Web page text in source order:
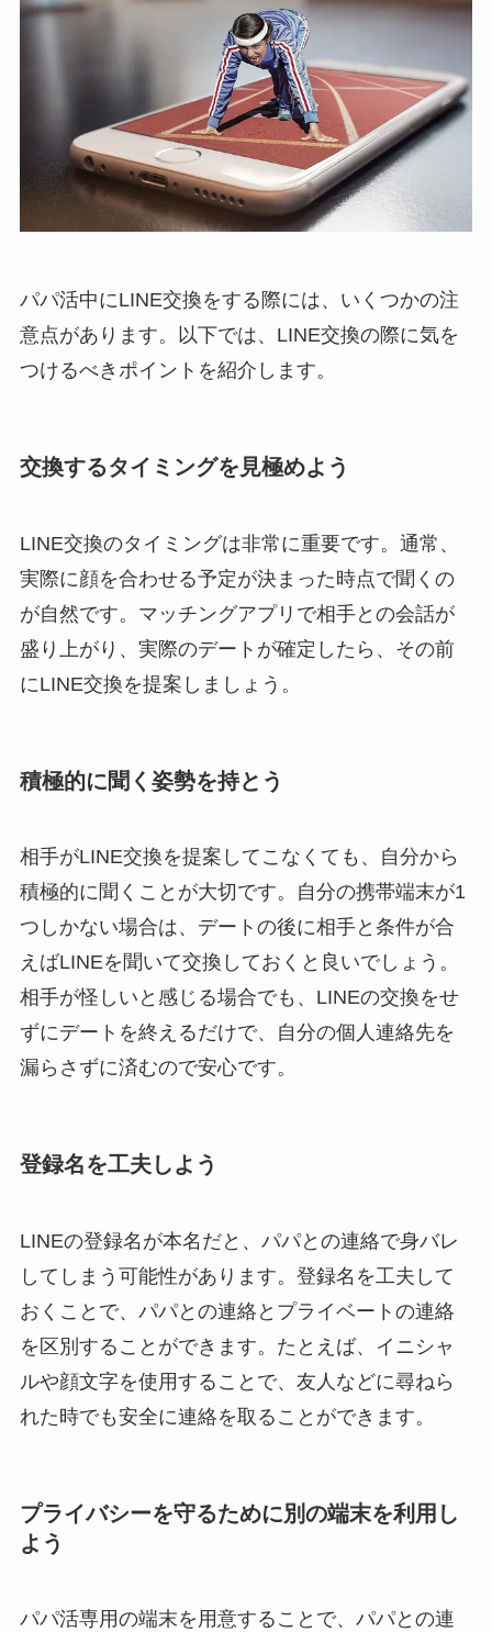
パパ活中にLINE交換をする際には、いくつかの注
意点があります。以下では、LINE交換の際に気を
つけるべきポイントを紹介します。
交換するタイミングを見極めよう
LINE交換のタイミングは非常に重要です。通常、
実際に顔を合わせる予定が決まった時点で聞くの
が自然です。マッチングアプリで相手との会話が
盛り上がり、実際のデートが確定したら、その前
にLINE交換を提案しましょう。
積極的に聞く姿勢を持とう
相手がLINE交換を提案してこなくても、自分から
積極的に聞くことが大切です。自分の携帯端末が1
つしかない場合は、デートの後に相手と条件が合
えばLINEを聞いて交換しておくと良いでしょう。
相手が怪しいと感じる場合でも、LINEの交換をせ
ずにデートを終えるだけで、自分の個人連絡先を
漏らさずに済むので安心です。
登録名を工夫しよう
LINEの登録名が本名だと、パパとの連絡で身バレ
してしまう可能性があります。登録名を工夫して
おくことで、パパとの連絡とプライベートの連絡
を区別することができます。たとえば、イニシャ
ルや顔文字を使用することで、友人などに尋ねら
れた時でも安全に連絡を取ることができます。
プライバシーを守るために別の端末を利用し
よう
パパ活専用の端末を用意することで、パパとの連